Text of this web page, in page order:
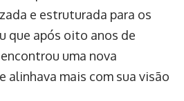
e estruturada para os
que após oito anos de
uma nova
alinhava mais com sua visão